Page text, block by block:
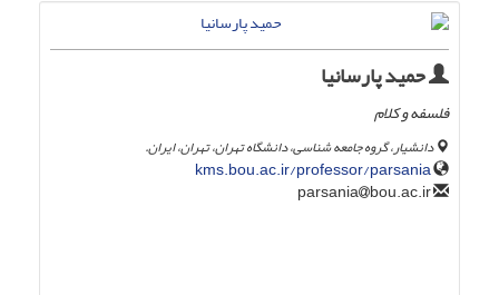
حمید پارسانیا
فلسفه و کلام
دانشیار، گروه جامعه شناسی، دانشگاه تهران، تهران، ایران.
kms.bou.ac.ir/professor/parsania
bou.ac.ir